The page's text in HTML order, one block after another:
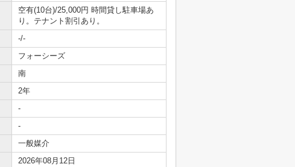
空有(10台)/25,000円 時間貸し駐車場あ
り。テナント割引あり。
-/-
フォーシーズ
南
2年
-
-
一般媒介
2026年08月12日